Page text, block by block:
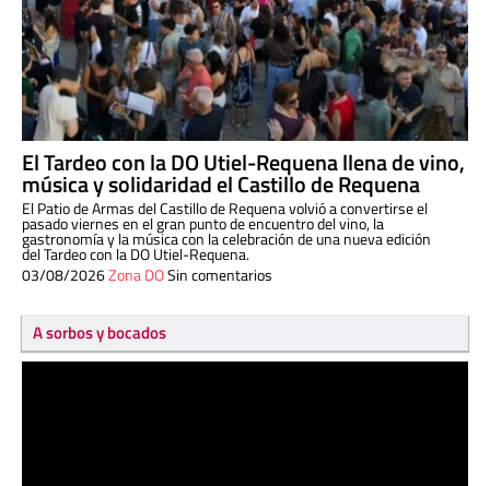
El Tardeo con la DO Utiel-Requena llena de vino,
música y solidaridad el Castillo de Requena
El Patio de Armas del Castillo de Requena volvió a convertirse el
pasado viernes en el gran punto de encuentro del vino, la
gastronomía y la música con la celebración de una nueva edición
del Tardeo con la DO Utiel-Requena.
03/08/2026Zona DOSin comentarios
A sorbos y bocados